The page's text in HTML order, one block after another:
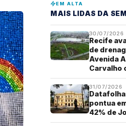
EM ALTA
MAIS LIDAS DA
30/07/2026
Recife
de
Avenida
Carvalho
31/07/2026
pontua
42% de